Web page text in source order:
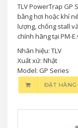
TLV PowerTrap GP
bằng hơi hoặc khí
lượng, chống stall
chính hãng tại PM-
Nhãn hiệu: TLV
Xuất xứ: Nhật
Model: GP Series
ĐẶT HÀNG